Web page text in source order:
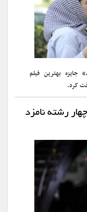
جایزه بهترین فیلم
کرد.
رشته نامزد